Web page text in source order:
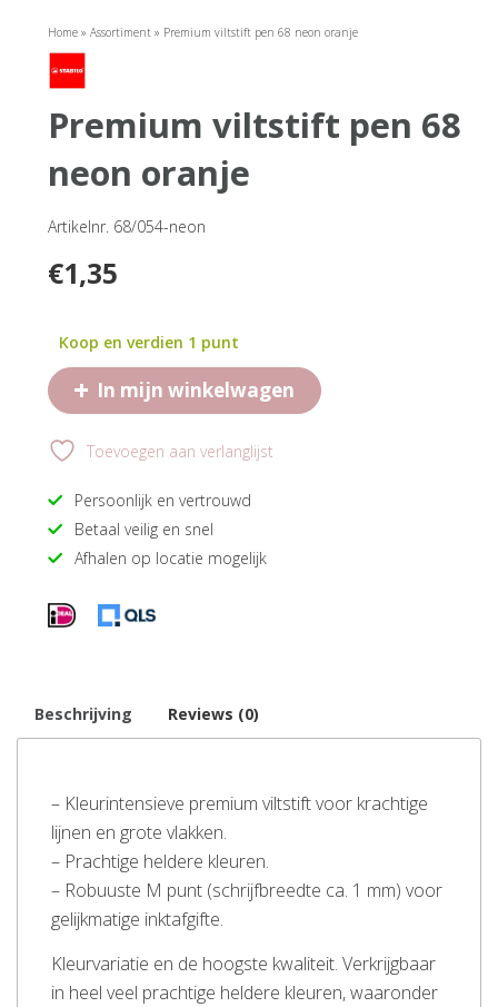
Home » Assortiment » Premium viltstift pen 68 neon oranje
premium viltstift pen 68
neon oranje
Artikelnr. 68/054-neon
€1,35
Koop en verdien 1 punt
+ In mijn winkelwagen
Toevoegen aan verlanglijst
Persoonlijk en vertrouwd
Betaal veilig en snel
Afhalen op locatie mogelijk
Beschrijving Reviews (0)
– Kleurintensieve premium viltstift voor krachtige
lijnen en grote vlakken.
– Prachtige heldere kleuren.
– Robuuste M punt (schrijfbreedte ca. 1 mm) voor
gelijkmatige inktafgifte.
Kleurvariatie en de hoogste kwaliteit. Verkrijgbaar
in heel veel prachtige heldere kleuren, waaronder